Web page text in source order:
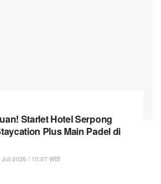
Starlet Hotel Serpong
Plus Main Padel di
Juli 2026 / 10:07 WIB